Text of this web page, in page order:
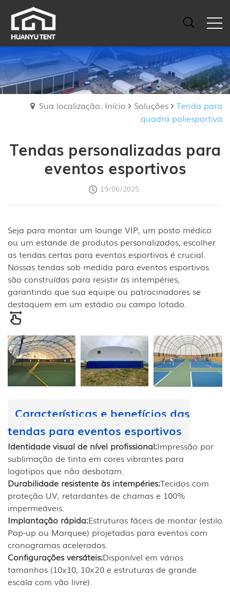
Sua localização: Início Soluções
Tenda para
quadra poliesportiva
Tendas personalizadas para
eventos esportivos
19/06/2025
Seja para montar um lounge VIP, um posto médico
ou um estande de produtos personalizados, escolher
as tendas certas para eventos esportivos é crucial.
Nossas tendas sob medida para eventos esportivos
são construídas para resistir às intempéries,
garantindo que sua equipe ou patrocinadores se
destaquem em um estádio ou campo lotado.
Características e benefícios das
tendas para eventos esportivos
Identidade visual de nível profissional:Impressão por
sublimação de tinta em cores vibrantes para
logotipos que não desbotam.
Durabilidade resistente às intempéries:Tecidos com
proteção UV, retardantes de chamas e 100%
impermeáveis.
Implantação rápida:Estruturas fáceis de montar (estilo
Pop-up ou Marquee) projetadas para eventos com
cronogramas acelerados.
Configurações versáteis:Disponível em vários
tamanhos (10x10, 10x20 e estruturas de grande
escala com vão livre).